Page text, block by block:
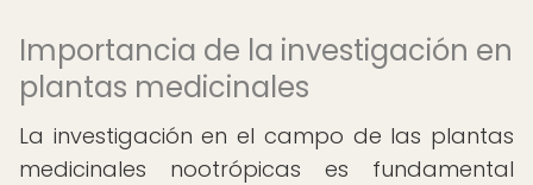
Importancia de la investigación en
plantas medicinales
La investigación en el campo de las plantas
medicinales nootrópicas es fundamental